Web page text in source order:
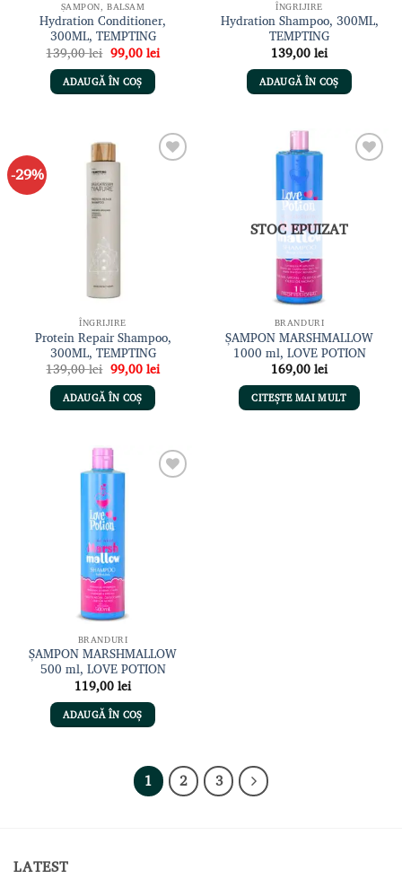
ȘAMPON, BALSAM
Hydration Conditioner,
300ML, TEMPTING
139,00lei Prețul
inițial
a
fost:
139,00 lei.
99,00leiPrețul
curent
ADAUGĂ ÎN COȘ
ÎNGRIJIRE
Hydration Shampoo, 300ML,
TEMPTING
139,00lei
ADAUGĂ ÎN COȘ
-29%
ÎNGRIJIRE
Protein Repair Shampoo,
300ML, TEMPTING
139,00lei Prețul
inițial
a
fost:
139,00 lei.
99,00leiPrețul
curent
ADAUGĂ ÎN COȘ
STOC EPUIZAT
BRANDURI
ȘAMPON MARSHMALLOW
1000 ml, LOVE POTION
169,00lei
CITEȘTE MAI MULT
BRANDURI
ȘAMPON MARSHMALLOW
500 ml, LOVE POTION
119,00lei
ADAUGĂ ÎN COȘ
1 2 3
LATEST